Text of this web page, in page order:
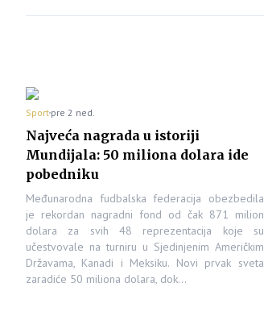
Sport pre 2 ned.
Najveća nagrada u istoriji
Mundijala: 50 miliona dolara ide
pobedniku
Međunarodna fudbalska federacija obezbedila
je rekordan nagradni fond od čak 871 milion
dolara za svih 48 reprezentacija koje su
učestvovale na turniru u Sjedinjenim Američkim
Državama, Kanadi i Meksiku. Novi prvak sveta
zaradiće 50 miliona dolara, dok…